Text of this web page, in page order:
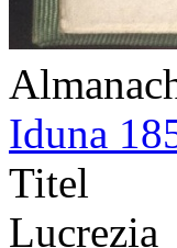
Iduna
Titel
Lucrezia